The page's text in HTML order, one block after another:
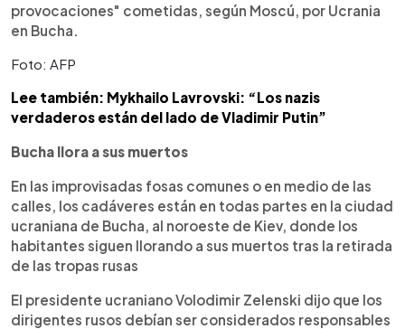
provocaciones" cometidas, según Moscú, por Ucrania
en Bucha.
Foto: AFP
Lee también: Mykhailo Lavrovski: “Los nazis
verdaderos están del lado de Vladimir Putin”
Bucha llora a sus muertos
En las improvisadas fosas comunes o en medio de las
calles, los cadáveres están en todas partes en la ciudad
ucraniana de Bucha, al noroeste de Kiev, donde los
habitantes siguen llorando a sus muertos tras la retirada
de las tropas rusas
El presidente ucraniano Volodimir Zelenski dijo que los
dirigentes rusos debían ser considerados responsables